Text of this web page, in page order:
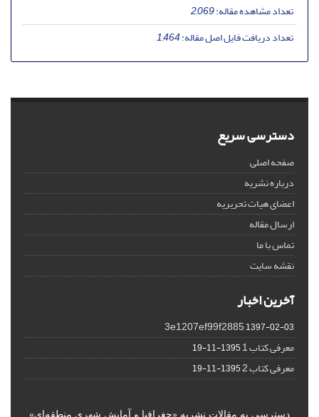
تعداد مشاهده مقاله:2,069
تعداد دریافت فایل اصل مقاله:1,464
دسترسی سریع
صفحه اصلی
درباره نشریه
اعضای هیات تحریریه
ارسال مقاله
تماس با ما
نقشه سایت
آخرین اخبار
3e1207ef99f28851397-02-03
معرفی کتاب 1 1395-11-19
معرفی کتاب 2 1395-11-19
دسترسی به مقالات نشریه «جغرافیا و آمایش شهری منطقه‌ای»